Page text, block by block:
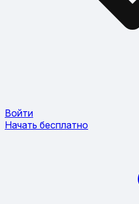
Войти
Начать бесплатно